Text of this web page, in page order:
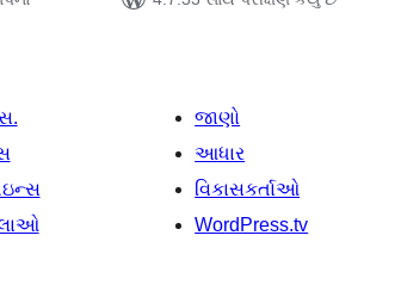
જાણો
આધાર
વિકાસકર્તાઓ
WordPress.tv